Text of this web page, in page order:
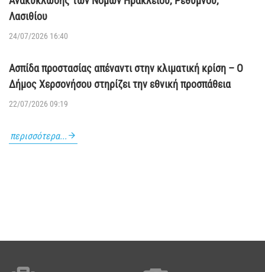
Λασιθίου
24/07/2026 16:40
Ασπίδα προστασίας απέναντι στην κλιματική κρίση – Ο
Δήμος Χερσονήσου στηρίζει την εθνική προσπάθεια
22/07/2026 09:19
περισσότερα...